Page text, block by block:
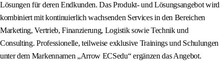
Lösungen für deren Endkunden. Das Produkt- und Lösungsangebot wird
kombiniert mit kontinuierlich wachsenden Services in den Bereichen
Marketing, Vertrieb, Finanzierung, Logistik sowie Technik und
Consulting. Professionelle, teilweise exklusive Trainings und Schulungen
unter dem Markennamen „Arrow ECSedu“ ergänzen das Angebot.